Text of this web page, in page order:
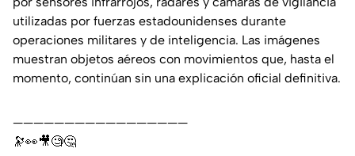
utilizadas por fuerzas estadounidenses durante
operaciones militares y de inteligencia. Las imágenes
muestran objetos aéreos con movimientos que, hasta el
momento, continúan sin una explicación oficial definitiva.
—————————————————
🔭👀🎥🧐🤔